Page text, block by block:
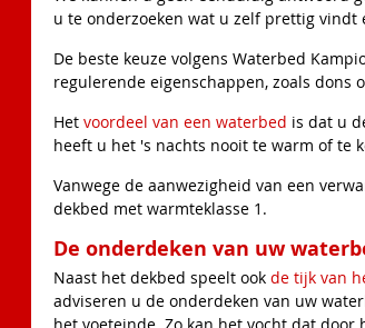
u te onderzoeken wat u zelf prettig vindt
De beste keuze volgens Waterbed
regulerende eigenschappen, zoals dons
Het voordeel van een waterbed is dat u
heeft u het 's nachts nooit te warm of te
Vanwege de aanwezigheid van een
dekbed met warmteklasse 1.
De onderdeken van uw
Naast het dekbed speelt ook de tijk van
adviseren u de onderdeken van uw